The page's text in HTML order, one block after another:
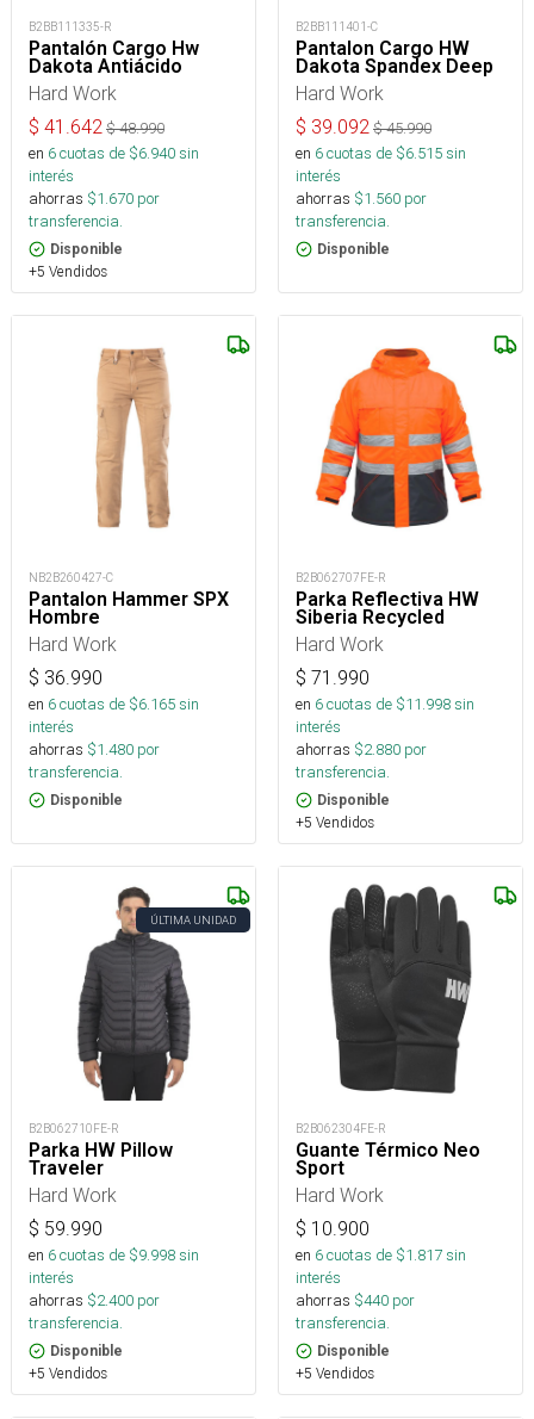
B2BB111335-R
Pantalón Cargo Hw
Dakota Antiácido
Hard Work
$ 41.642 $48.990
en 6cuotas de $6.940sin
interés
ahorras $1.670 por
transferencia.
Disponible
+5 Vendidos
B2BB111401-C
Pantalon Cargo HW
Dakota Spandex Deep
Hard Work
$ 39.092 $45.990
en 6cuotas de $6.515sin
interés
ahorras $1.560 por
transferencia.
Disponible
NB2B260427-C
Pantalon Hammer SPX
Hombre
Hard Work
$ 36.990
en 6cuotas de $6.165sin
interés
ahorras $1.480 por
transferencia.
Disponible
B2B062707FE-R
Parka Reflectiva HW
Siberia Recycled
Hard Work
$ 71.990
en 6cuotas de $11.998sin
interés
ahorras $2.880 por
transferencia.
Disponible
+5 Vendidos
ÚLTIMA UNIDAD
B2B062710FE-R
Parka HW Pillow
Traveler
Hard Work
$ 59.990
en 6cuotas de $9.998sin
interés
ahorras $2.400 por
transferencia.
Disponible
+5 Vendidos
B2B062304FE-R
Guante Térmico Neo
Sport
Hard Work
$ 10.900
en 6cuotas de $1.817sin
interés
ahorras $440 por
transferencia.
Disponible
+5 Vendidos